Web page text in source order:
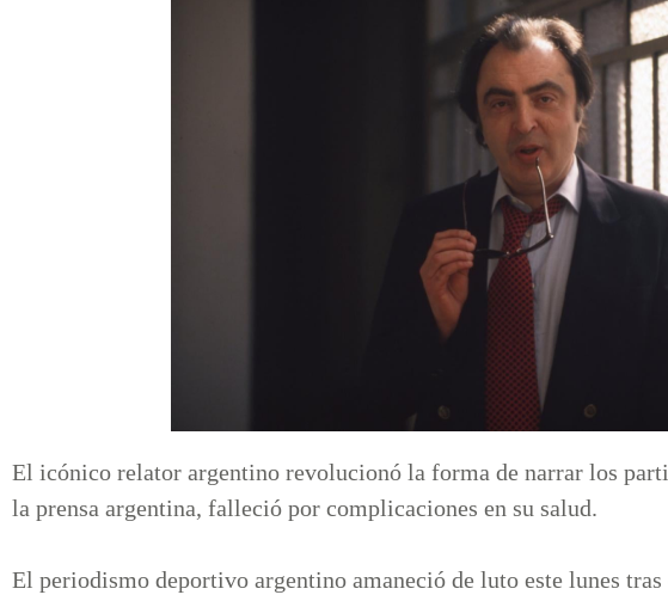
El icónico relator argentino revolucionó la forma de narrar los
la prensa argentina, falleció por complicaciones en su salud.
El periodismo deportivo argentino amaneció de luto este lunes